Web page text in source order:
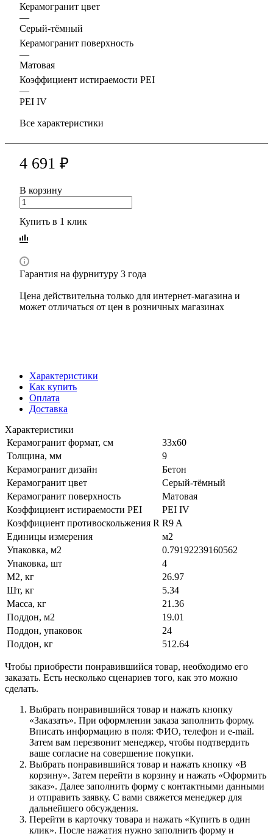
Керамогранит цвет
—
Серый-тёмный
Керамогранит поверхность
—
Матовая
Коэффициент истираемости PEI
—
PEI IV
Все характеристики
4 691 ₽
В корзину
Купить в 1 клик
Гарантия на фурнитуру 3 года
Цена действительна только для интернет-магазина и
может отличаться от цен в розничных магазинах
Характеристики
Как купить
Оплата
Доставка
Характеристики
Керамогранит формат, см
33х60
Толщина, мм
9
Керамогранит дизайн
Бетон
Керамогранит цвет
Серый-тёмный
Керамогранит поверхность
Матовая
Коэффициент истираемости PEI
PEI IV
Коэффициент противоскольжения R R9 A
Единицы измерения
м2
Упаковка, м2
0.79192239160562
Упаковка, шт
4
М2, кг
26.97
Шт, кг
5.34
Масса, кг
21.36
Поддон, м2
19.01
Поддон, упаковок
24
Поддон, кг
512.64
Чтобы приобрести понравившийся товар, необходимо его
заказать. Есть несколько сценариев того, как это можно
сделать.
Выбрать понравившийся товар и нажать кнопку
«Заказать». При оформлении заказа заполнить форму.
Вписать информацию в поля: ФИО, телефон и e-mail.
Затем вам перезвонит менеджер, чтобы подтвердить
ваше согласие на совершение покупки.
Выбрать понравившийся товар и нажать кнопку «В
корзину». Затем перейти в корзину и нажать «Оформить
заказ». Далее заполнить форму с контактными данными
и отправить заявку. С вами свяжется менеджер для
дальнейшего обсуждения.
Перейти в карточку товара и нажать «Купить в один
клик». После нажатия нужно заполнить форму и